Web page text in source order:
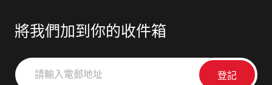
將我們加到你的收件箱
請
輸